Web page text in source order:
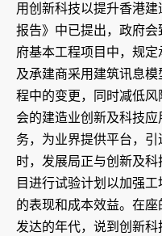
用创新科技以提升香港
报告》中已提出，政府
府基本工程项目中，规
及承建商采用建筑讯息
程中的变更，同时减低
会的建造业创新及科技
务，为业界提供平台，
时，发展局正与创新及
目进行试验计划以加强
的表现和成本效益。在
发达的年代，说到创新